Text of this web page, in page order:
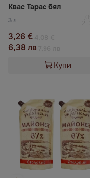
Квас Тарас бял
3 л
3,26 €
6,38 лв
Купи